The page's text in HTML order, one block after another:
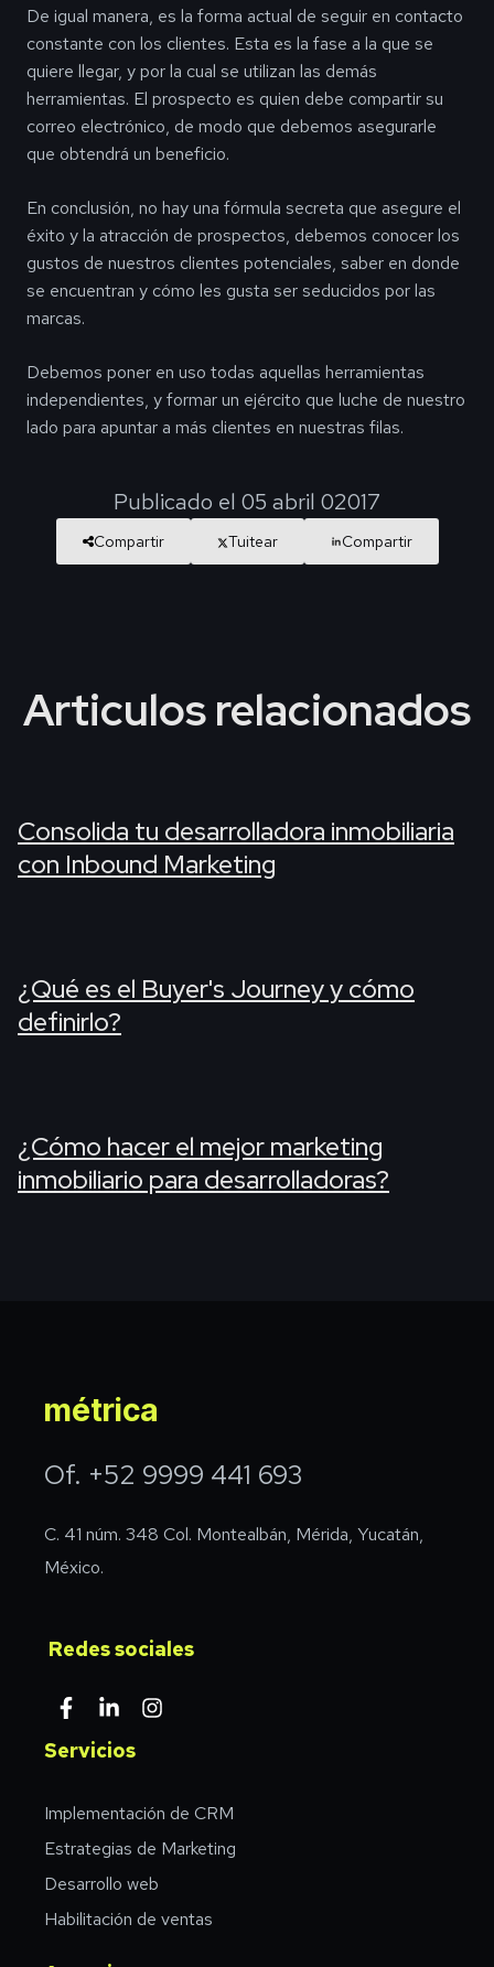
De igual manera, es la forma actual de seguir en contacto
constante con los clientes. Esta es la fase a la que se
quiere llegar, y por la cual se utilizan las demás
herramientas. El prospecto es quien debe compartir su
correo electrónico, de modo que debemos asegurarle
que obtendrá un beneficio.
En conclusión, no hay una fórmula secreta que asegure el
éxito y la atracción de prospectos, debemos conocer los
gustos de nuestros clientes potenciales, saber en donde
se encuentran y cómo les gusta ser seducidos por las
marcas.
Debemos poner en uso todas aquellas herramientas
independientes, y formar un ejército que luche de nuestro
lado para apuntar a más clientes en nuestras filas.
Publicado el 05 abril 02017
Compartir Tuitear Compartir
Articulos relacionados
Consolida tu desarrolladora inmobiliaria
con Inbound Marketing
¿Qué es el Buyer's Journey y cómo
definirlo?
¿Cómo hacer el mejor marketing
inmobiliario para desarrolladoras?
métrica
Of. +52 9999 441 693
C. 41 núm. 348 Col. Montealbán, Mérida, Yucatán,
México.
Redes sociales
Servicios
Implementación de CRM
Estrategias de Marketing
Desarrollo web
Habilitación de ventas